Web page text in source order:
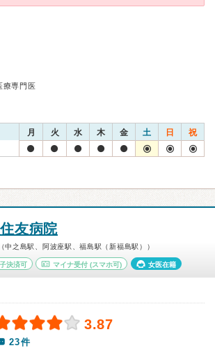
療専門医
月 火 水 木 金 土 日 祝
友病院
中之島駅、阿波座駅、福島駅（新福島駅））
決済可 マイナ受付 (スマホ可) 女医在籍
3.87
23件